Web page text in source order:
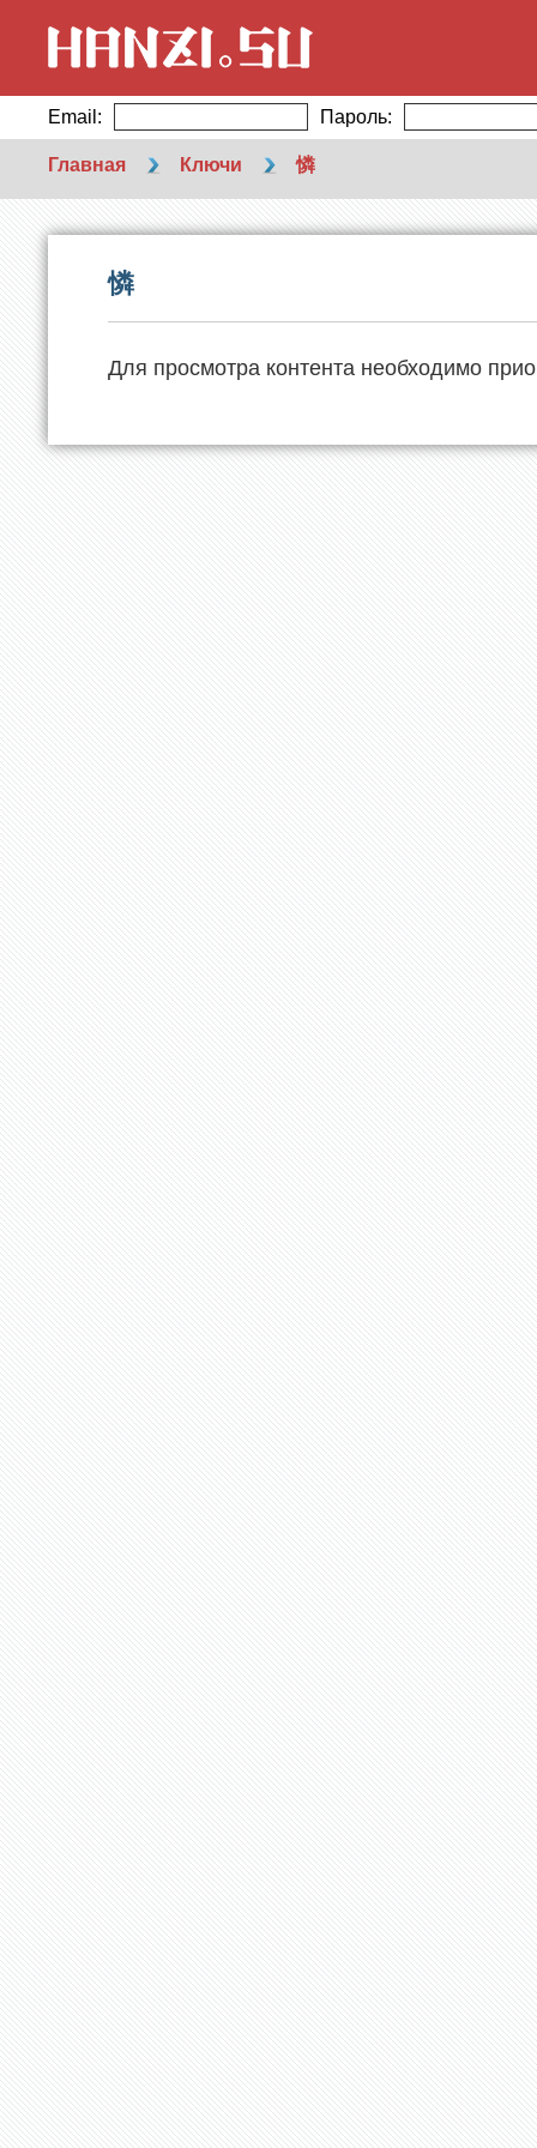
Email: Пароль:
Главная Ключи 憐
憐
Для просмотра контента необходимо